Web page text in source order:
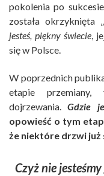
pokolenia po
została okrzyknięta
jesteś, piękny świecie,
się w Polsce.
W poprzednich
etapie
dojrzewania.Gdzie
opowieść o tym
że niektóre drzwi już
Czyż nie